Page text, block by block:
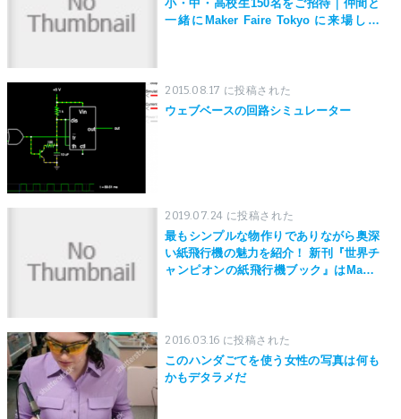
小・中・高校生150名をご招待｜仲間と
一緒にMaker Faire Tokyo に来場しよ
2015.08.17 に投稿された
ウェブベースの回路シミュレーター
2019.07.24 に投稿された
最もシンプルな物作りでありながら奥深
い紙飛行機の魅力を紹介！ 新刊『世界チ
ャンピオンの紙飛行機ブック』はMaker
2016.03.16 に投稿された
このハンダごてを使う女性の写真は何も
かもデタラメだ